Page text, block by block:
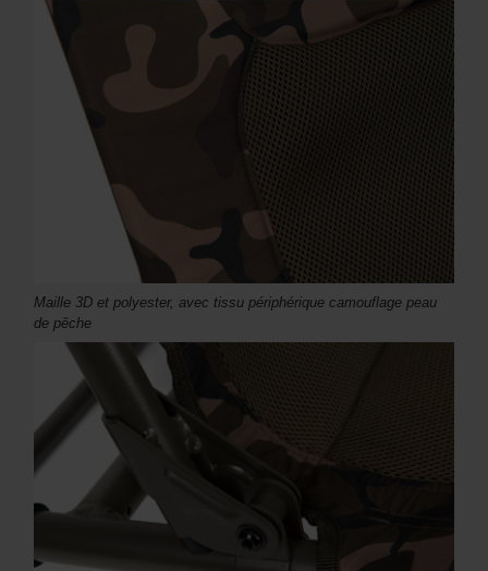
Maille 3D et polyester, avec tissu périphérique camouflage peau
de pêche